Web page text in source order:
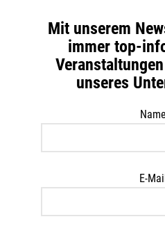
Artikelnummer:71016
Terrassen
Farbige Vielfalt und
Osmo Terrassen-Öle schützen und
und Sichtblenden aus zahlreichen
Mit unserem
immer top-
unseres
E-